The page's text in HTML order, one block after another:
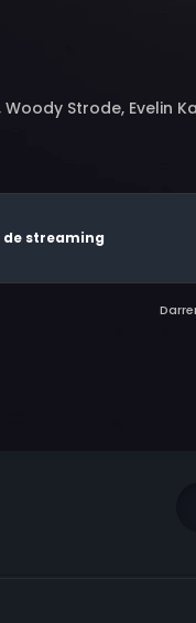
Strode, Evelin
streaming